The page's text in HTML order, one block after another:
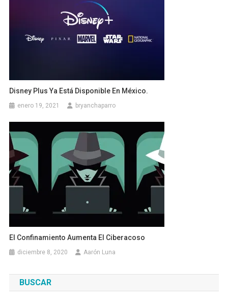
Disney Plus Ya Está Disponible En México.
enero 19, 2021 bryanchaparro
El Confinamiento Aumenta El Ciberacoso
diciembre 8, 2020 Aarón Luna
BUSCAR